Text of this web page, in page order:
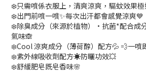
❄️只需噴係衣服上，清爽涼爽，驅蚊效果
❄️出門前噴一噴✨每次出汗都會感覺涼爽💙
❄️除臭成分（來源於植物）·抗菌*配合成
氣味🙈
❄️Cool 涼爽成分（薄荷醇）配方💦 💨一噴
❄️紫外線吸收劑配方☀️防曬功效💥
❄️舒緩肥皂既皂香味🌸